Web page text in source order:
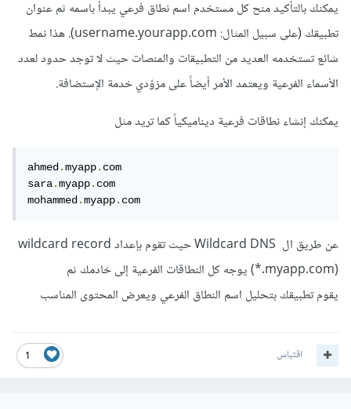
يمكنك بالتأكيد منح كل مستخدم اسم نطاق فرعي يبدأ باسمه ثم عنوان
تطبيقك (على سبيل المثال: username.yourapp.com). هذا نمط
شائع تستخدمه العديد من التطبيقات والمنصات حيث لا توجد حدود لعدد
الأسماء الفرعية ويعتمد الأمر أيضاً على مزوّدي خدمة الإستضافة.
يمكنك إنشاء نطاقات فرعية ديناميكياً كما تريد مثل
ahmed.myapp.com
sara.myapp.com
mohammed.myapp.com
عن طريق ال Wildcard DNS حيث تقوم بإعداد wildcard record
(*.myapp.com) يوجه كل النطاقات الفرعية إلى خادمك ثم
يقوم تطبيقك بتحليل اسم النطاق الفرعي ويعرض المحتوى المناسب
1 اقتباس